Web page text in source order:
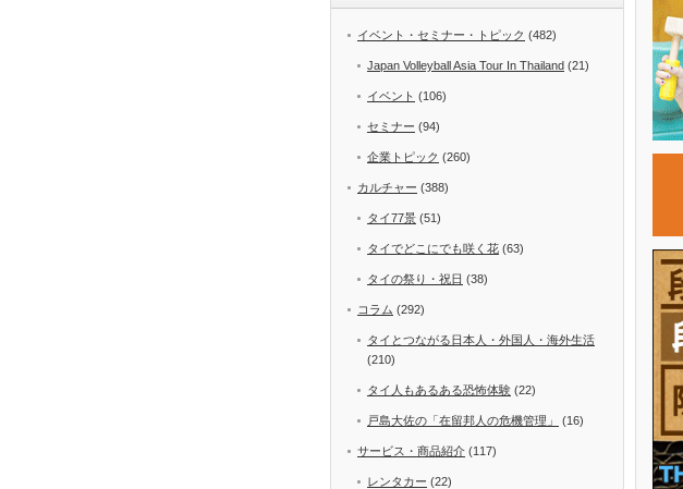
イベント・セミナー・トピック (482)
Japan Volleyball Asia Tour In Thailand (21)
イベント (106)
セミナー (94)
企業トピック (260)
カルチャー (388)
タイ77景 (51)
タイでどこにでも咲く花 (63)
タイの祭り・祝日 (38)
コラム (292)
タイとつながる日本人・外国人・海外生活
(210)
タイ人もあるある恐怖体験 (22)
戸島大佐の「在留邦人の危機管理」 (16)
サービス・商品紹介 (117)
レンタカー (22)